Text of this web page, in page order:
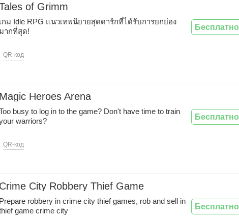
of Grimm
เกม Idle RPG แนวเทพนิยายสุดดาร์กที่ได้รับการยกย่อง
มากที่สุด!
QR-код
Бесплатно
Magic Heroes Arena
busy to log in to the game? Don't have time to train
warriors?
QR-код
Бесплатно
Crime City Robbery Thief Game
Prepare robbery in crime city thief games, rob and sell in
game crime city
Бесплатно